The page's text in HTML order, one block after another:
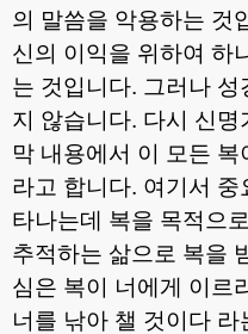
의 말씀을 악용하는 것
신의 이익을 위하여 하
는 것입니다. 그러나
지 않습니다. 다시 신명
막 내용에서 이 모든 복
라고 합니다. 여기서 중
타나는데 복을 목적으
추적하는 삶으로 복을
심은 복이 너에게 이르
너를 낚아 챌 것이다 라